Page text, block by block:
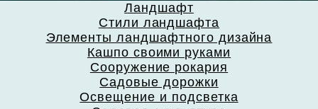
Ландшафт
Стили ландшафта
Элементы ландшафтного дизайна
Кашпо своими руками
Сооружение рокария
Садовые дорожки
Освещение и подсветка